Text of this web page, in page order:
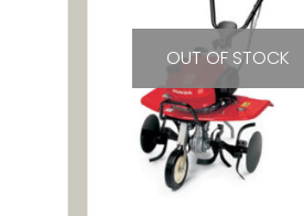
OUT OF STOCK